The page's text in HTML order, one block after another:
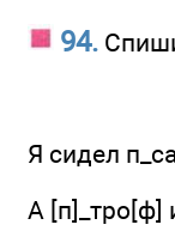
94.
Я сидел
А [п]_тро[ф]